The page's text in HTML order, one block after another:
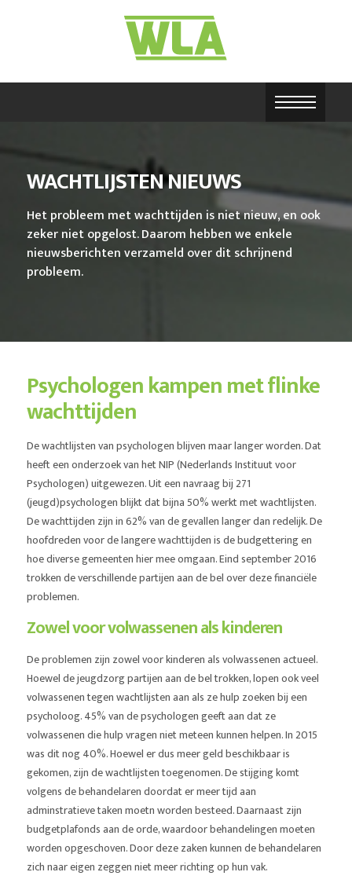
WACHTLIJSTEN NIEUWS
Het probleem met wachttijden is niet nieuw, en ook
zeker niet opgelost. Daarom hebben we enkele
nieuwsberichten verzameld over dit schrijnend
probleem.
Psychologen kampen met flinke
wachttijden
De wachtlijsten van psychologen blijven maar langer worden. Dat
heeft een onderzoek van het NIP (Nederlands Instituut voor
Psychologen) uitgewezen. Uit een navraag bij 271
(jeugd)psychologen blijkt dat bijna 50% werkt met wachtlijsten.
De wachttijden zijn in 62% van de gevallen langer dan redelijk. De
hoofdreden voor de langere wachttijden is de budgettering en
hoe diverse gemeenten hier mee omgaan. Eind september 2016
trokken de verschillende partijen aan de bel over deze financiële
problemen.
Zowel voor volwassenen als kinderen
De problemen zijn zowel voor kinderen als volwassenen actueel.
Hoewel de jeugdzorg partijen aan de bel trokken, lopen ook veel
volwassenen tegen wachtlijsten aan als ze hulp zoeken bij een
psycholoog. 45% van de psychologen geeft aan dat ze
volwassenen die hulp vragen niet meteen kunnen helpen. In 2015
was dit nog 40%. Hoewel er dus meer geld beschikbaar is
gekomen, zijn de wachtlijsten toegenomen. De stijging komt
volgens de behandelaren doordat er meer tijd aan
adminstratieve taken moetn worden besteed. Daarnaast zijn
budgetplafonds aan de orde, waardoor behandelingen moeten
worden opgeschoven. Door deze zaken kunnen de behandelaren
zich naar eigen zeggen niet meer richting op hun vak.